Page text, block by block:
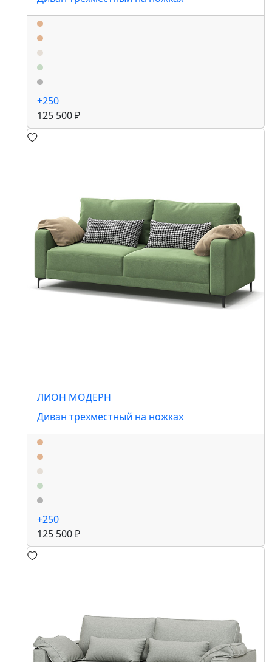
+250
125 500 ₽
ЛИОН МОДЕРН
Диван трехместный на ножках
+250
125 500 ₽